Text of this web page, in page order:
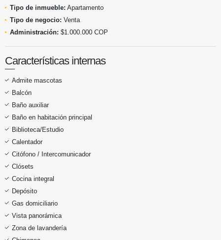
Tipo de inmueble: Apartamento
Tipo de negocio: Venta
Administración: $1.000.000 COP
Características internas
Admite mascotas
Balcón
Baño auxiliar
Baño en habitación principal
Biblioteca/Estudio
Calentador
Citófono / Intercomunicador
Clósets
Cocina integral
Depósito
Gas domiciliario
Vista panorámica
Zona de lavandería